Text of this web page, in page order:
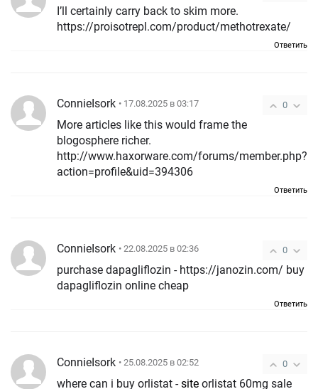
I’ll certainly carry back to skim more.
https://proisotrepl.com/product/methotrexate/
Ответить
0
ConnieIsork • 17.08.2025 в 03:17
More articles like this would frame the
blogosphere richer.
http://www.haxorware.com/forums/member.php?
action=profile&uid=394306
Ответить
0
ConnieIsork • 22.08.2025 в 02:36
purchase dapagliflozin - https://janozin.com/ buy
dapagliflozin online cheap
Ответить
0
ConnieIsork • 25.08.2025 в 02:52
where can i buy orlistat -site orlistat 60mg sale